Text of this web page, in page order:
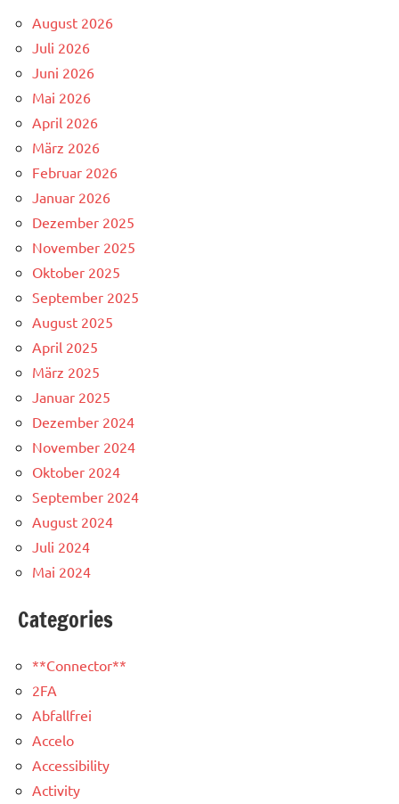
August 2026
Juli 2026
Juni 2026
Mai 2026
April 2026
März 2026
Februar 2026
Januar 2026
Dezember 2025
November 2025
Oktober 2025
September 2025
August 2025
April 2025
März 2025
Januar 2025
Dezember 2024
November 2024
Oktober 2024
September 2024
August 2024
Juli 2024
Mai 2024
Categories
**Connector**
2FA
Abfallfrei
Accelo
Accessibility
Activity